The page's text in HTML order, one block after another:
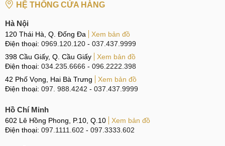
HỆ THỐNG CỬA HÀNG
Hà Nội
120 Thái Hà, Q. Đống Đa
Xem bản đồ
Điện thoại: 0969.120.120 - 037.437.9999
398 Cầu Giấy, Q. Cầu Giấy
Xem bản đồ
Điện thoại: 034.235.6666 - 096.2222.398
42 Phố Vọng, Hai Bà Trưng
Xem bản đồ
Điện thoại: 097. 988.4242 - 037.437.9999
Hồ Chí Minh
602 Lê Hồng Phong, P.10, Q.10
Xem bản đồ
Điện thoại: 097.1111.602 - 097.3333.602